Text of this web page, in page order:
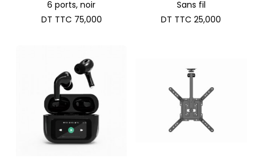
6 ports, noir
DT TTC 75,000
Sans fil
DT TTC 25,000